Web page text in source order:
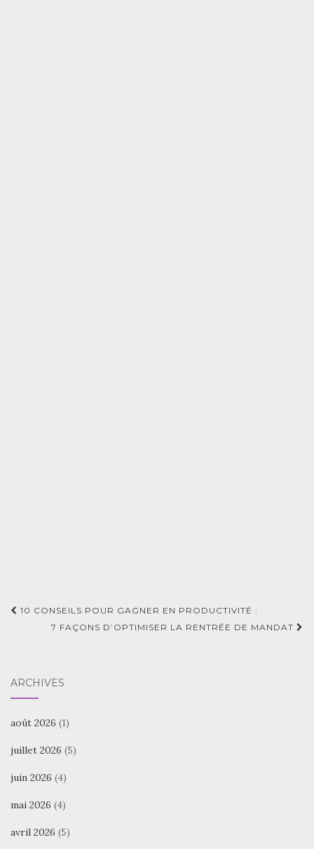
Navigation
d'article
10 CONSEILS POUR GAGNER EN PRODUCTIVITÉ :
7 FAÇONS D’OPTIMISER LA RENTRÉE DE MANDAT
ARCHIVES
août 2026 (1)
juillet 2026 (5)
juin 2026 (4)
mai 2026 (4)
avril 2026 (5)